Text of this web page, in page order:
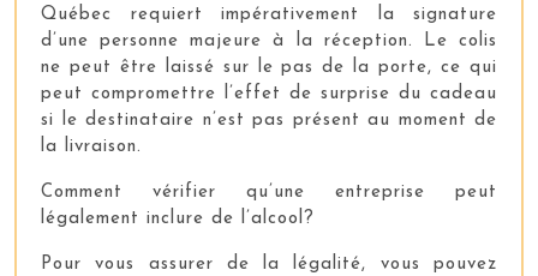
Québec requiert impérativement la signature
d’une personne majeure à la réception. Le colis
ne peut être laissé sur le pas de la porte, ce qui
peut compromettre l’effet de surprise du cadeau
si le destinataire n’est pas présent au moment de
la livraison.
Comment vérifier qu’une entreprise peut
légalement inclure de l’alcool?
Pour vous assurer de la légalité, vous pouvez